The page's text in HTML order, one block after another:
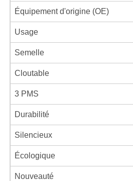
Équipement d'origine (OE)
Usage
Semelle
Cloutable
3 PMS
Durabilité
Silencieux
Écologique
Nouveauté